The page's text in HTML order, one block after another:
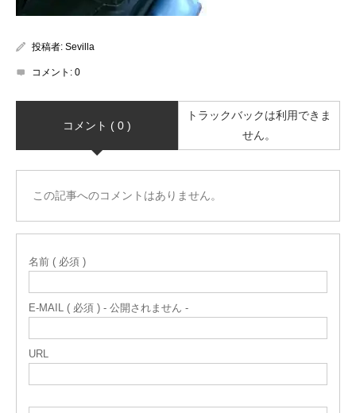
投稿者: Sevilla
コメント: 0
コメント ( 0 )
トラックバックは利用できま
せん。
この記事へのコメントはありません。
名前 ( 必須 )
E-MAIL ( 必須 ) - 公開されません -
URL